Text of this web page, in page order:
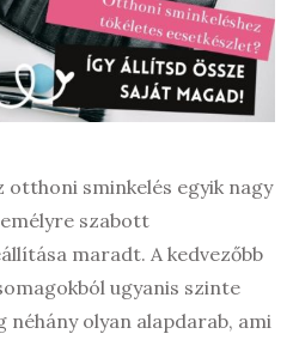
otthoni sminkelés egyik nagy
szabott
maradt. A kedvezőbb
ugyanis szinte
néhány olyan alapdarab, ami